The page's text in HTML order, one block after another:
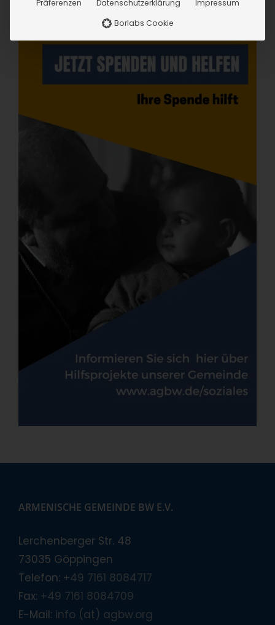
ARMENISCHE GEMEINDE BW E.V.
Lerchenberger Str. 48
73035 Göppingen
Telefon: +49 7161 8084717
Fax: +49 7161 8084709
E-Mail: info (at) agbw.org
Präferenzen Datenschutzerklärung
Impressum
Borlabs Cookie